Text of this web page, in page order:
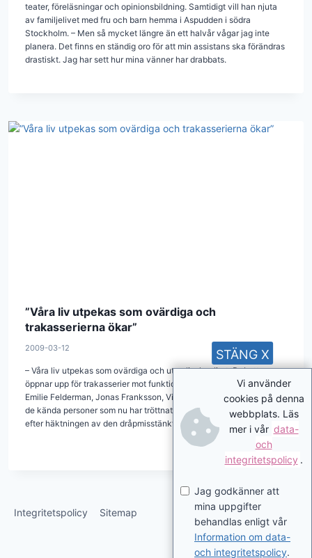
teater, föreläsningar och opinionsbildning. Samtidigt vill han njuta
av familjelivet med fru och barn hemma i Aspudden i södra
Stockholm. – Men så mycket längre än ett halvår vågar jag inte
planera. Det finns en ständig oro för att min assistans ska förändras
drastiskt. Jag har sett hur mina vänner har drabbats.
”Våra liv utpekas som ovärdiga och
trakasserierna ökar”
2009-03-12
– Våra liv utpekas som ovärdiga och utan livskvalitet. Debatten
öppnar upp för trakasserier mot funktionshindrade.
Emilie Felderman, Jonas Franksson, Vilhelm Ekensteen är några av
de kända personer som nu har tröttnat på den offentliga debatten
efter häktningen av den dråpmisstänkta barnläkaren.
Integritetspolicy Sitemap
Vi använder
cookies på denna
webbplats. Läs
mer i vår data-
och
integritetspolicy .
Jag godkänner att
mina uppgifter
behandlas enligt vår
Information om data-
och integritetspolicy.
STÄNG X